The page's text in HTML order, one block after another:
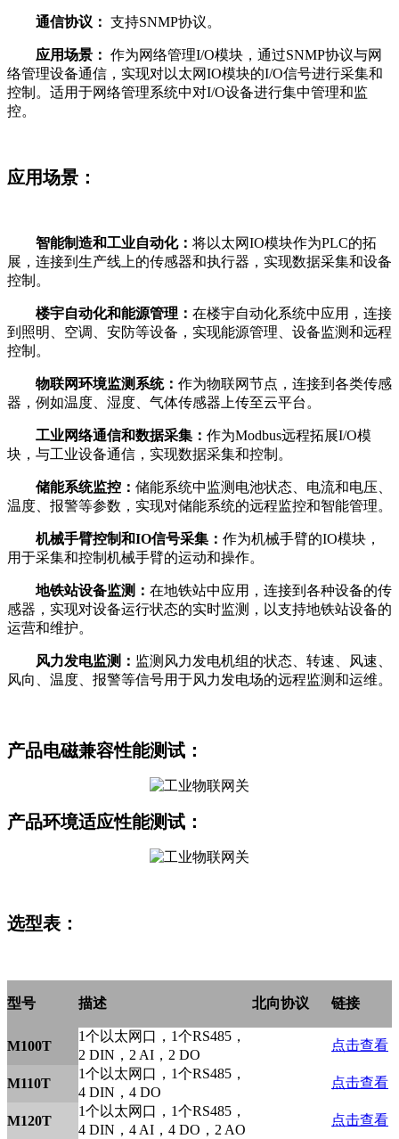
通信协议： 支持SNMP协议。
应用场景： 作为网络管理I/O模块，通过SNMP协议与网
络管理设备通信，实现对以太网IO模块的I/O信号进行采集和
控制。适用于网络管理系统中对I/O设备进行集中管理和监
控。
应用场景：
智能制造和工业自动化： 将以太网IO模块作为PLC的拓
展，连接到生产线上的传感器和执行器，实现数据采集和设备
控制。
楼宇自动化和能源管理： 在楼宇自动化系统中应用，连接
到照明、空调、安防等设备，实现能源管理、设备监测和远程
控制。
物联网环境监测系统： 作为物联网节点，连接到各类传感
器，例如温度、湿度、气体传感器上传至云平台。
工业网络通信和数据采集： 作为Modbus远程拓展I/O模
块，与工业设备通信，实现数据采集和控制。
储能系统监控： 储能系统中监测电池状态、电流和电压、
温度、报警等参数，实现对储能系统的远程监控和智能管理。
机械手臂控制和IO信号采集： 作为机械手臂的IO模块，
用于采集和控制机械手臂的运动和操作。
地铁站设备监测： 在地铁站中应用，连接到各种设备的传
感器，实现对设备运行状态的实时监测，以支持地铁站设备的
运营和维护。
风力发电监测： 监测风力发电机组的状态、转速、风速、
风向、温度、报警等信号用于风力发电场的远程监测和运维。
产品电磁兼容性能测试：
产品环境适应性能测试：
选型表：
型号 描述 北向协议 链接
M100T
1个以太网口，1个RS485，
2 DIN，2 AI，2 DO
点击查看
M110T
1个以太网口，1个RS485，
4 DIN，4 DO
点击查看
M120T
1个以太网口，1个RS485，
4 DIN，4 AI，4 DO，2 AO
点击查看